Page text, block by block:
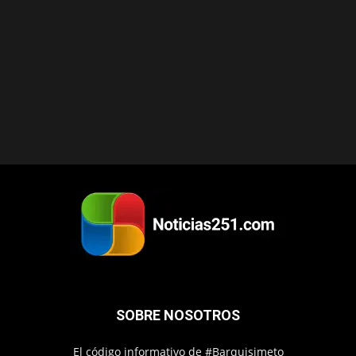
SOBRE NOSOTROS
El código informativo de #Barquisimeto